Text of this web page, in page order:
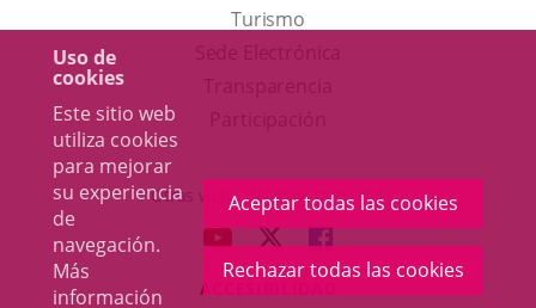
Uso de
cookies
Este sitio web
utiliza cookies
para mejorar
su experiencia
de
navegación.
Más
información
Aceptar todas las cookies
Rechazar todas las cookies
TurismoEste
una
ventana
nueva.
externa.
Otras webs del Ayuntamiento
ENLACE
A
UNA
ENLACE
A
UNA
ENLACE
A
UNA
ACCESIBILIDAD